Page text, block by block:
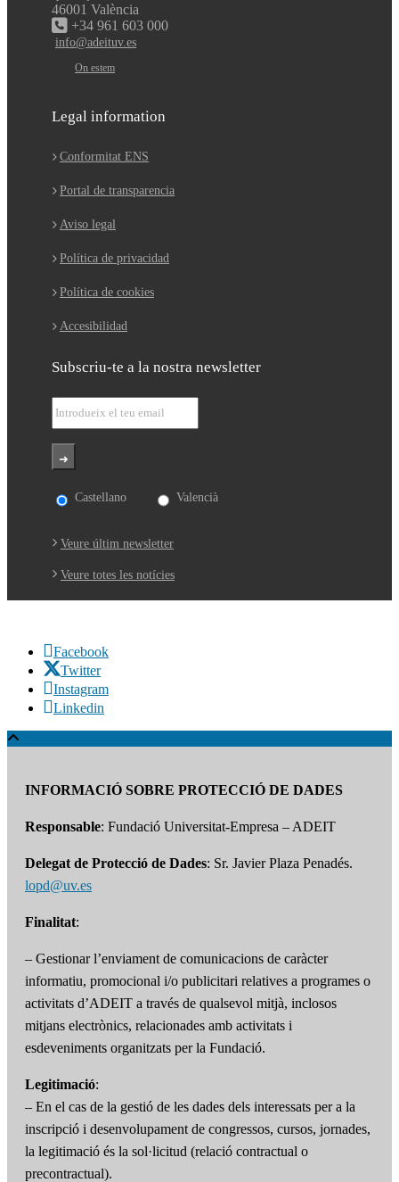
46001 València
+34 961 603 000
info@adeituv.es
On estem
Legal information
Conformitat ENS
Portal de transparencia
Aviso legal
Política de privacidad
Política de cookies
Accesibilidad
Subscriu-te a la nostra newsletter
Castellano Valencià
Veure últim newsletter
Veure totes les notícies
Facebook
Twitter
Instagram
Linkedin
INFORMACIÓ SOBRE PROTECCIÓ DE DADES
Responsable: Fundació Universitat-Empresa – ADEIT
Delegat de Protecció de Dades: Sr. Javier Plaza Penadés.
lopd@uv.es
Finalitat:
– Gestionar l’enviament de comunicacions de caràcter
informatiu, promocional i/o publicitari relatives a programes o
activitats d’ADEIT a través de qualsevol mitjà, inclosos
mitjans electrònics, relacionades amb activitats i
esdeveniments organitzats per la Fundació.
Legitimació:
– En el cas de la gestió de les dades dels interessats per a la
inscripció i desenvolupament de congressos, cursos, jornades,
la legitimació és la sol·licitud (relació contractual o
precontractual).